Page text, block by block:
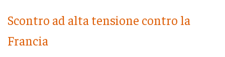
Scontro ad alta tensione contro la
Francia